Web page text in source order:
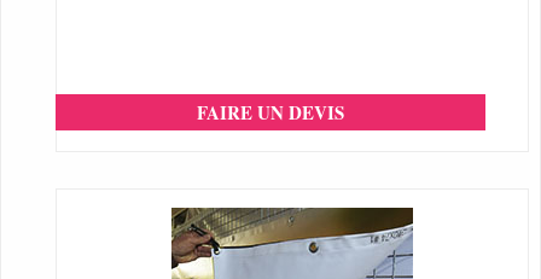
FAIRE UN DEVIS